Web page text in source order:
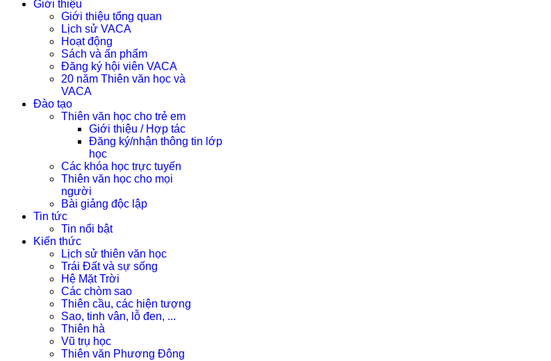
Giới thiệu
Giới thiệu tổng quan
Lịch sử VACA
Hoạt động
Sách và ấn phẩm
Đăng ký hội viên VACA
20 năm Thiên văn học và
VACA
Đào tạo
Thiên văn học cho trẻ em
Giới thiệu / Hợp tác
Đăng ký/nhận thông tin lớp
học
Các khóa học trực tuyến
Thiên văn học cho mọi
người
Bài giảng độc lập
Tin tức
Tin nổi bật
Kiến thức
Lịch sử thiên văn học
Trái Đất và sự sống
Hệ Mặt Trời
Các chòm sao
Thiên cầu, các hiện tượng
Sao, tinh vân, lỗ đen, ...
Thiên hà
Vũ trụ học
Thiên văn Phương Đông